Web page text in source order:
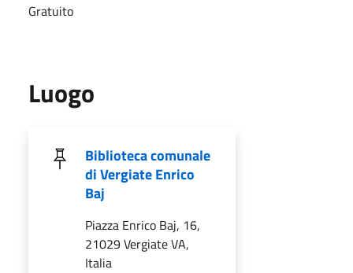
Gratuito
Luogo
Biblioteca comunale
di Vergiate Enrico
Baj
Piazza Enrico Baj, 16,
21029 Vergiate VA,
Italia